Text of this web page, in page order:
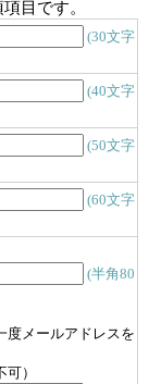
目です。
(30文字
(40文字
(50文字
(60文字
(半角80
メールアドレスを
）